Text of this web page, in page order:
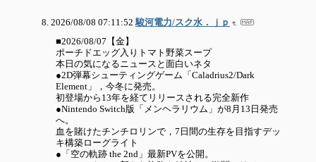
2026/08/08 07:11:52 駿河電力/スク水．ｊｐ
■2026/08/07【金】
ポーチドエッグ入りトマト野菜スープ
本日の気になるニュースと面白いネタ
●2D弾幕シューティングゲーム「Caladrius2/Dark
Element」，今冬に発売。
初登場から13年を経てリリースされる完全新作
●Nintendo Switch版「メンヘラリウム」が8月13日発売
へ。
血を賭けたチンチロリンで，7日間の生存を目指すデッ
キ構築ローグライト
●「空の軌跡 the 2nd」最新PVを公開。